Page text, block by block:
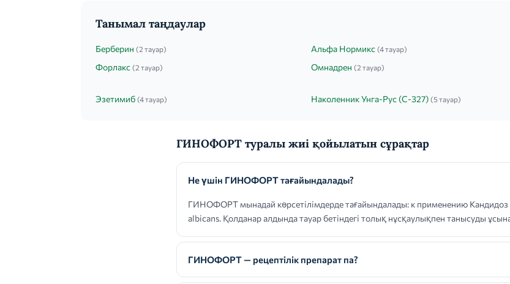
Танымал таңдаулар
Берберин (2 тауар) Альфа Нормикс (4 тауар)
Форлакс (2 тауар) Омнадрен (2 тауар)
Эзетимиб (4 тауар) Наколенник Унга-Рус (С-327) (5 тауар)
ГИНОФОРТ туралы жиі қойылатын сұрақтар
Не үшін ГИНОФОРТ тағайындалады?
ГИНОФОРТ мынадай көрсетілімдерде тағайындалады: к применению Кандидоз
albicans. Қолданар алдында тауар бетіндегі толық нұсқаулықпен танысуды
ГИНОФОРТ — рецептілік препарат па?